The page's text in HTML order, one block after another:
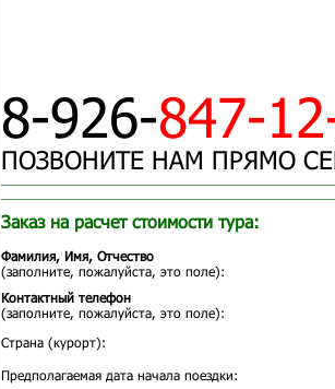
8-926-847-
ПОЗВОНИТЕ НАМ ПРЯМО
Заказ на расчет стоимости тура:
Фамилия, Имя, Отчество
(заполните, пожалуйста, это поле):
Контактный телефон
(заполните, пожалуйста, это поле):
Страна (курорт):
Предполагаемая дата начала поездки: